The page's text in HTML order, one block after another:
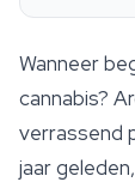
Wanneer
cannabis?
verrassend
jaar